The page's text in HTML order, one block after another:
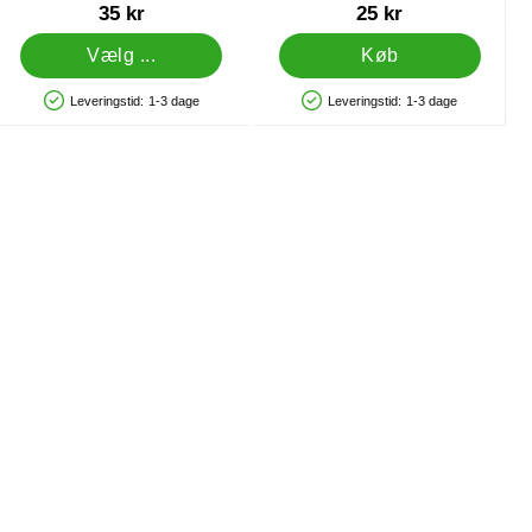
35 kr
Vælg ...
Produkttilgængelighed: På lager
Leveringstid: 1-3 dage
Mørkeblå & Guld
25 kr
Køb
Produkttilgængelighed: På lager
Leveringstid: 1-3 dage
som favorit